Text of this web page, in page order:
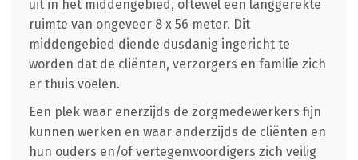
uit in het middengebied, oftewel een langgerekte
ruimte van ongeveer 8 x 56 meter. Dit
middengebied diende dusdanig ingericht te
worden dat de cliënten, verzorgers en familie zich
er thuis voelen.
Een plek waar enerzijds de zorgmedewerkers fijn
kunnen werken en waar anderzijds de cliënten en
hun ouders en/of vertegenwoordigers zich veilig